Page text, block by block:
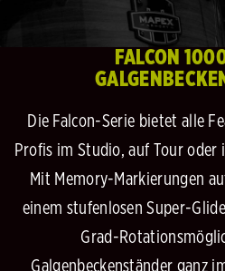
FALCON
Die Falcon-Serie bietet alle
Profis im Studio, auf Tour
Mit Memory-Markierungen
einem stufenlosen Super-
Grad-
Galgenbeckenständer ganz